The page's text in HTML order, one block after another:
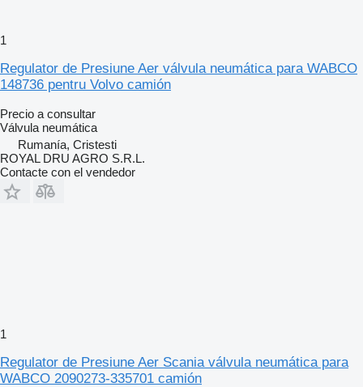
1
Regulator de Presiune Aer válvula neumática para WABCO
148736 pentru Volvo camión
Precio a consultar
Válvula neumática
Rumanía, Cristesti
ROYAL DRU AGRO S.R.L.
Contacte con el vendedor
1
Regulator de Presiune Aer Scania válvula neumática para
WABCO 2090273-335701 camión